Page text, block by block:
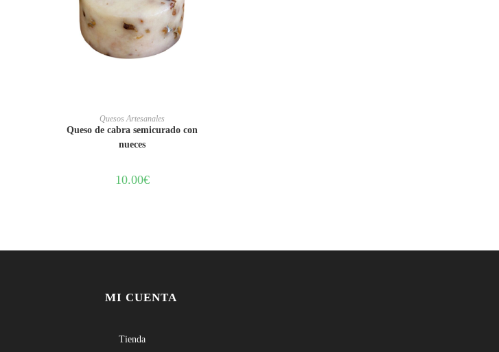
LEER MÁS
Quesos Artesanales
Queso de cabra semicurado con
nueces
10.00€
MI CUENTA
Tienda